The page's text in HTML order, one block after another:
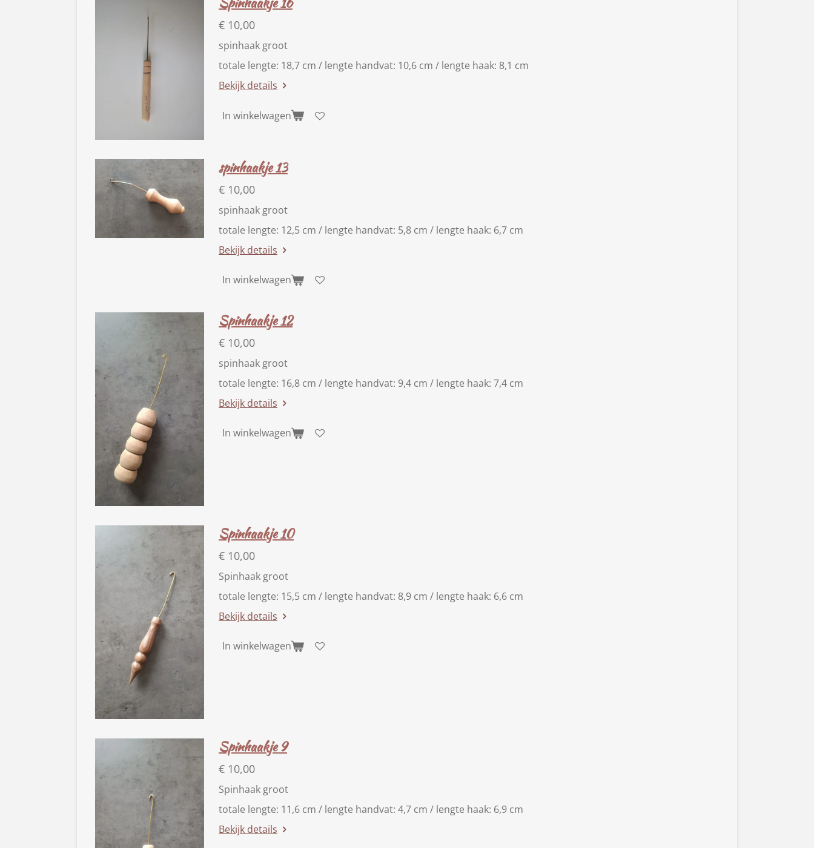
€ 10,00
spinhaak groot
totale lengte: 18,7 cm / lengte handvat: 10,6 cm / lengte haak: 8,1 cm
Bekijk details
In winkelwagen
spinhaakje 13
€ 10,00
spinhaak groot
totale lengte: 12,5 cm / lengte handvat: 5,8 cm / lengte haak: 6,7 cm
Bekijk details
In winkelwagen
Spinhaakje 12
€ 10,00
spinhaak groot
totale lengte: 16,8 cm / lengte handvat: 9,4 cm / lengte haak: 7,4 cm
Bekijk details
In winkelwagen
Spinhaakje 10
€ 10,00
Spinhaak groot
totale lengte: 15,5 cm / lengte handvat: 8,9 cm / lengte haak: 6,6 cm
Bekijk details
In winkelwagen
Spinhaakje 9
€ 10,00
Spinhaak groot
totale lengte: 11,6 cm / lengte handvat: 4,7 cm / lengte haak: 6,9 cm
Bekijk details